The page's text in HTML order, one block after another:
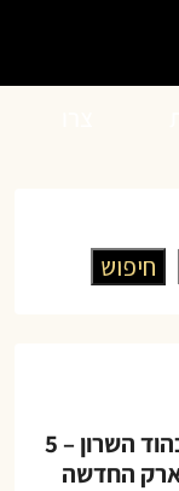
חיפוש
דירה למכירה בהוד השרון – 5
החדשה